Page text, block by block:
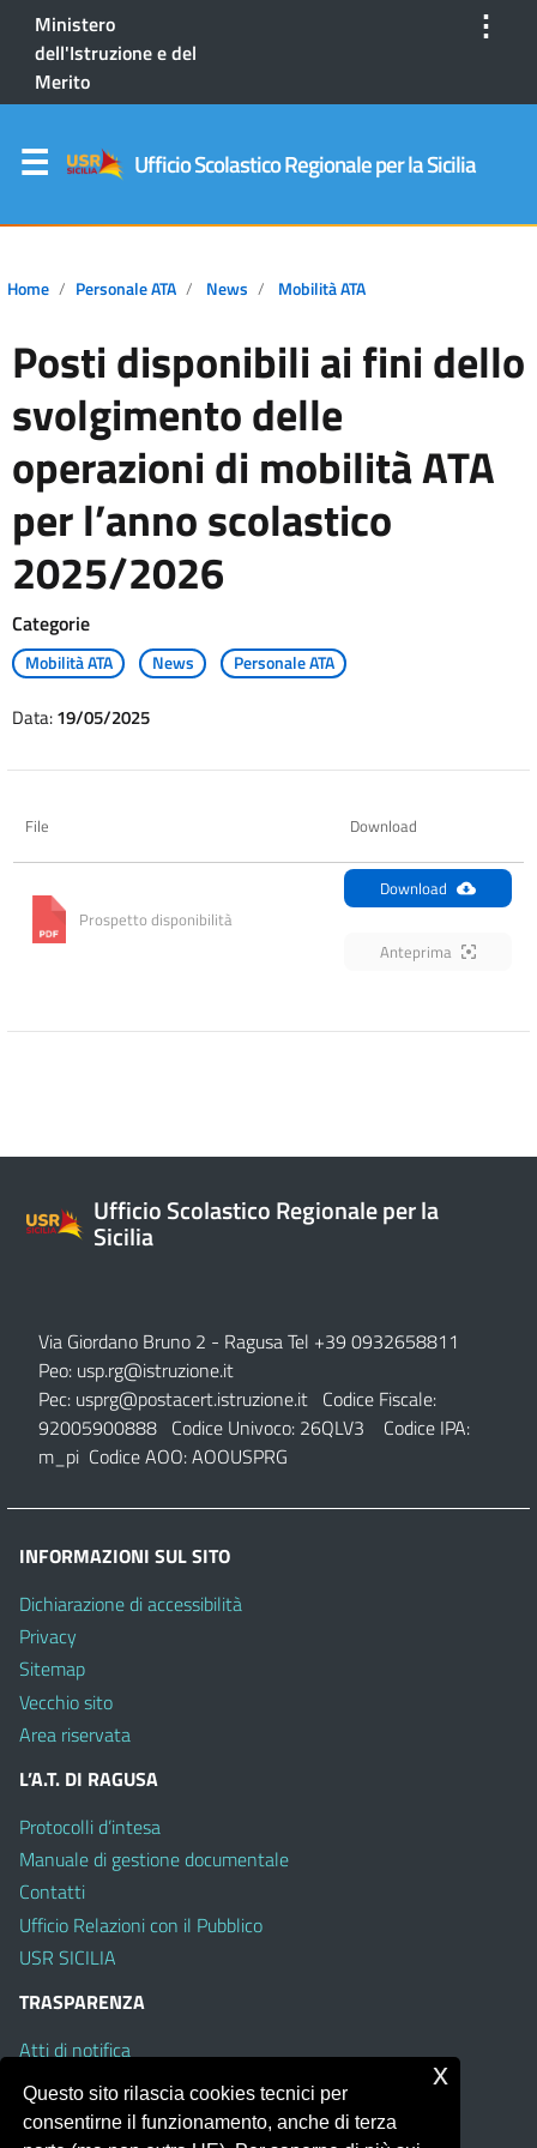
Ministero
dell'Istruzione e del
Merito
⋮
Ufficio Scolastico Regionale per la Sicilia
Home Personale ATA News Mobilità ATA
Posti disponibili ai fini dello
svolgimento delle
operazioni di mobilità ATA
per l’anno scolastico
2025/2026
Categorie
Mobilità ATA News Personale ATA
Data:19/05/2025
File Download
Prospetto disponibilità
Download
Anteprima
Ufficio Scolastico Regionale per la
Sicilia
Via Giordano Bruno 2 - Ragusa Tel +39 0932658811
Peo: usp.rg@istruzione.it
Pec: usprg@postacert.istruzione.it Codice Fiscale:
92005900888 Codice Univoco: 26QLV3 Codice IPA:
m_pi Codice AOO: AOOUSPRG
INFORMAZIONI SUL SITO
Dichiarazione di accessibilità
Privacy
Sitemap
Vecchio sito
Area riservata
L’A.T. DI RAGUSA
Protocolli d’intesa
Manuale di gestione documentale
Contatti
Ufficio Relazioni con il Pubblico
USR SICILIA
TRASPARENZA
Atti di notifica
Albo on line
Amministrazione Trasparente
Questo sito rilascia cookies tecnici per
consentirne il funzionamento, anche di terza
x